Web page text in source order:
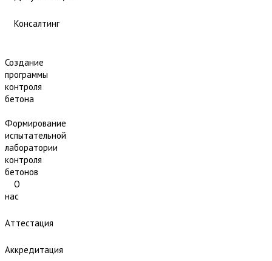
Консалтинг
Создание
программы
контроля
бетона
Формирование
испытательной
лаборатории
контроля
бетонов
О
нас
Аттестация
Аккредитация